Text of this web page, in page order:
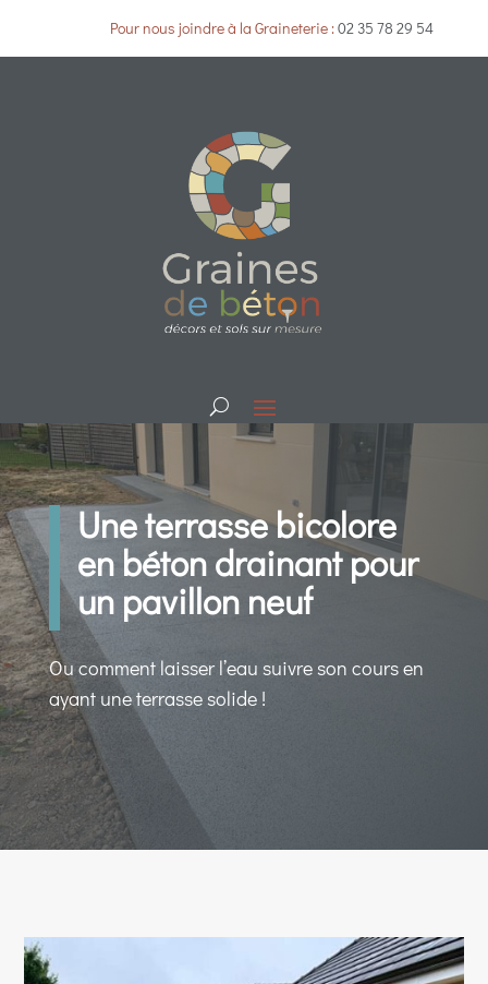
Pour nous joindre à la Graineterie :02 35 78 29 54
Une terrasse bicolore
en béton drainant pour
un pavillon neuf
Ou comment laisser l’eau suivre son cours en
ayant une terrasse solide !